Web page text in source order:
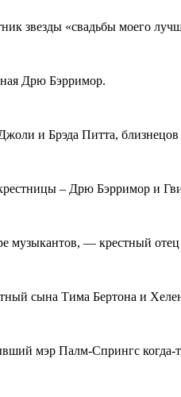
звезды «свадьбы моего
Дрю Бэрримор.
и Брэда Питта,
– Дрю Бэрримор и
музыкантов, — крестный
сына Тима Бертона и
мэр Палм-Спрингс когда-